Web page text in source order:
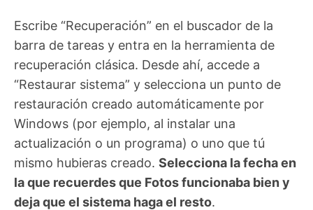
Escribe “Recuperación” en el buscador de la
barra de tareas y entra en la herramienta de
recuperación clásica. Desde ahí, accede a
“Restaurar sistema” y selecciona un punto de
restauración creado automáticamente por
Windows (por ejemplo, al instalar una
actualización o un programa) o uno que tú
mismo hubieras creado. Selecciona la fecha en
la que recuerdes que Fotos funcionaba bien y
deja que el sistema haga el resto.